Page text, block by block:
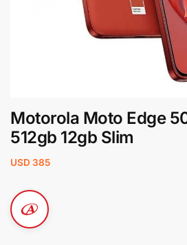
Motorola Moto Edge
512gb 12gb Slim
USD 385